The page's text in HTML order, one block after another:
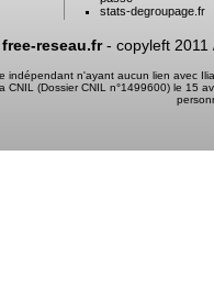
stats-degroupage.fr
free-reseau.fr- copyleft 2011
indépendant n'ayant aucun lien avec
(Dossier CNIL n°1499600) le 15